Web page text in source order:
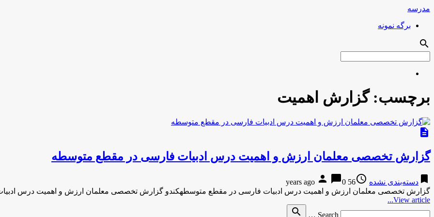
مدرسه
برگه نمونه
search
برچسب:گزارش اهمیت
description
گزارش تخصصی معلمان ارزش و اهمیت درس ادبیات فارسی در مقطع متوسطه
bookmark دسته‌بندی نشده access_time
56 years ago
person chat_bubble0
گزارش تخصصی معلمان ارزش و اهمیت درس ادبیات فارسی در مقطع متوسطهکندو گزارش تخصصی معلمان ارزش و اهمیت درس
View article...
Search …
search